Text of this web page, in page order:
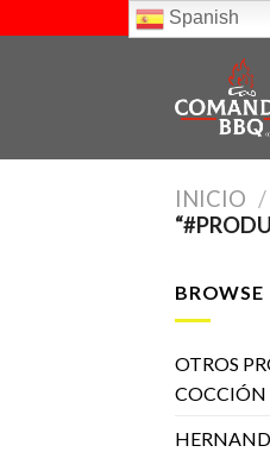
to
INICIO /
BROWSE
OTROS
COCCIÓN
Spanish